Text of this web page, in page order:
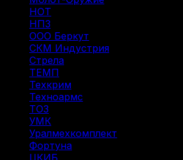
НОТ
НПЗ
ООО Беркут
СКМ Индустрия
Стрела
ТЕМП
Техкрим
Техноармс
ТОЗ
УМК
Уралмехкомплект
Фортуна
ЦКИБ